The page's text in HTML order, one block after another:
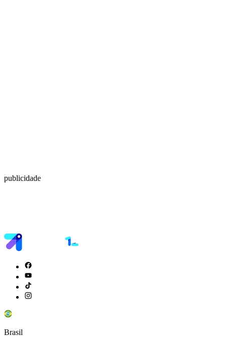
publicidade
Brasil